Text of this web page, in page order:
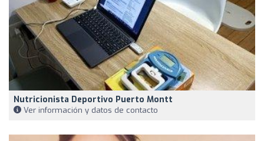
Nutricionista Deportivo Puerto Montt
Ver información y datos de contacto